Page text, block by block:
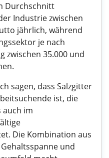
Durchschnitt
Industrie zwischen
jährlich, während
je nach
zwischen 35.000 und
sagen, dass Salzgitter
ist, die
auch im
Die Kombination aus
und